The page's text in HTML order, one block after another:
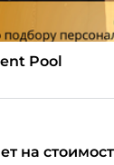
Pool
на